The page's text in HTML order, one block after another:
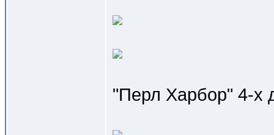
"Перл Харбор" 4-х